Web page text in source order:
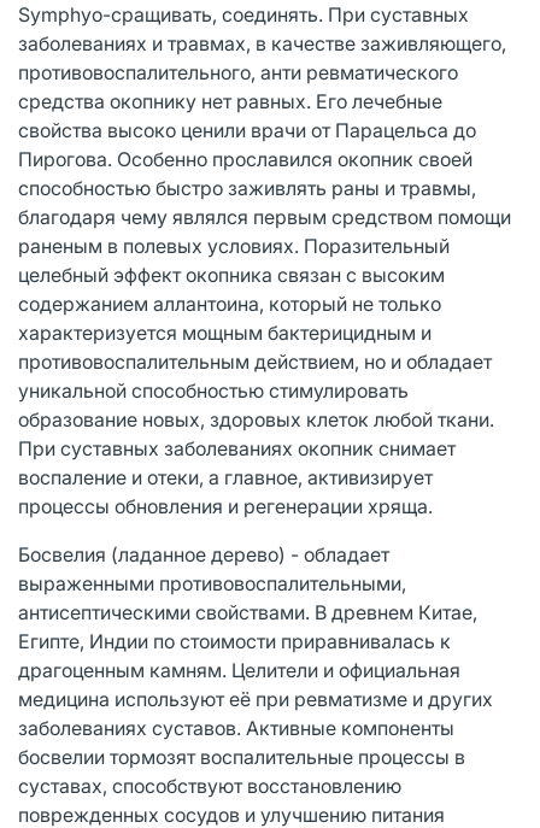
Symphyo-сращивать, соединять. При суставных
заболеваниях и травмах, в качестве заживляющего,
противовоспалительного, анти ревматического
средства окопнику нет равных. Его лечебные
свойства высоко ценили врачи от Парацельса до
Пирогова. Особенно прославился окопник своей
способностью быстро заживлять раны и травмы,
благодаря чему являлся первым средством помощи
раненым в полевых условиях. Поразительный
целебный эффект окопника связан с высоким
содержанием аллантоина, который не только
характеризуется мощным бактерицидным и
противовоспалительным действием, но и обладает
уникальной способностью стимулировать
образование новых, здоровых клеток любой ткани.
При суставных заболеваниях окопник снимает
воспаление и отеки, а главное, активизирует
процессы обновления и регенерации хряща.
Босвелия (ладанное дерево) - обладает
выраженными противовоспалительными,
антисептическими свойствами. В древнем Китае,
Египте, Индии по стоимости приравнивалась к
драгоценным камням. Целители и официальная
медицина используют её при ревматизме и других
заболеваниях суставов. Активные компоненты
босвелии тормозят воспалительные процессы в
суставах, способствуют восстановлению
поврежденных сосудов и улучшению питания